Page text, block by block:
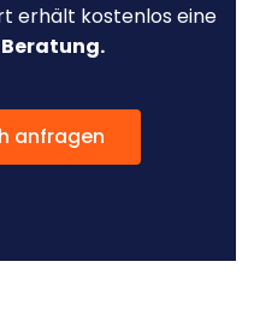
erhält kostenlos eine
anfragen